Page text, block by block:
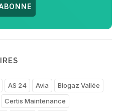
AS 24 Avia
Biogaz Vallée
Certis Maintenance